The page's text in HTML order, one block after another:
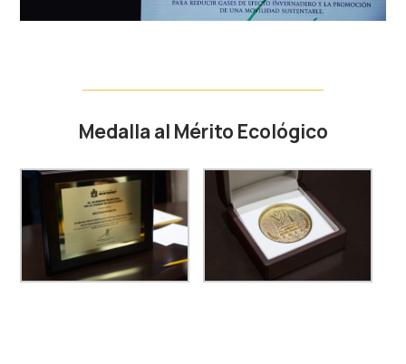
Medalla al Mérito Ecológico